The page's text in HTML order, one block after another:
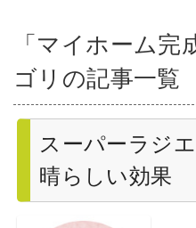
「マイホーム完
ゴリの記事一覧
スーパーラジ
晴らしい効果